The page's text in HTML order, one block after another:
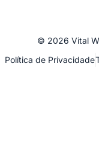
© 2026 Vital
Política de Privacidade